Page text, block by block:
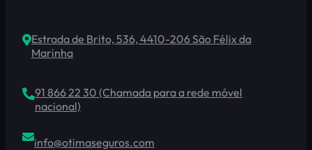
Estrada de Brito, 536, 4410-206 São Félix da
Marinha
91 866 22 30 (Chamada para a rede móvel
nacional)
info@otimaseguros.com